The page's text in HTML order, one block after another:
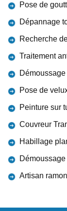
Pose de
Dépannage
Recherche
Traitement
Pose de
Peinture sur
Couvreur
Habillage
Artisan